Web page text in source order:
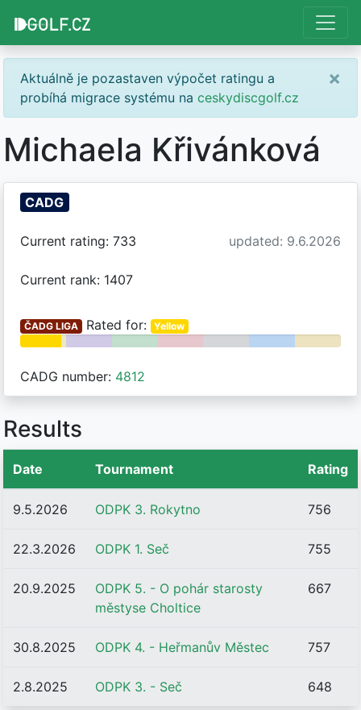
Aktuálně je pozastaven výpočet ratingu a
probíhá migrace systému na ceskydiscgolf.cz
×
Michaela Křivánková
CADG
Current rating: 733 updated: 9.6.2026
Current rank: 1407
ČADG LIGA Rated for: Yellow
CADG number: 4812
Results
Date Tournament Rating
9.5.2026 ODPK 3. Rokytno 756
22.3.2026 ODPK 1. Seč 755
20.9.2025
ODPK 5. - O pohár starosty
městyse Choltice
667
30.8.2025 ODPK 4. - Heřmanův Městec 757
2.8.2025 ODPK 3. - Seč 648